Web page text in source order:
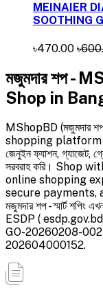
MEINAIER
SOOTHING
৳470.00
মজুমদার শপ -
Shop in
MShopBD
shopping platform in
জেনুইন ফ্যাশন, গ্যাজেট,
সরবরাহ করি। Shop
online shopping
secure payments,
মজুমদার শপ - স্মার্ট
ESDP (
GO-20260208-
202604000152.